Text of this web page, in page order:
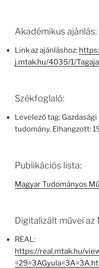
Akadémikus ajánlás:
Link az ajánláshoz:
j.mtak.hu/4035/1/
Székfoglaló:
Levelező tag:
tudomány. Elhangzott:
Publikációs lista:
Magyar Tudományos
Digitalizált művei az
REAL:
https://real.mtak.hu/